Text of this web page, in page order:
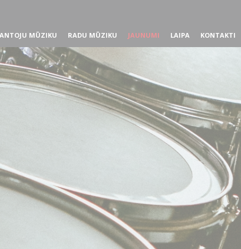
MŪZIKU RADU MŪZIKU JAUNUMI LAIPA KONTAKTI